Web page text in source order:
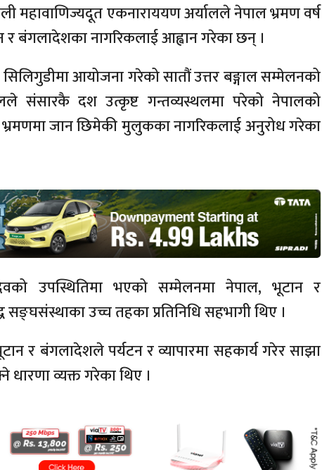
महावाणिज्यदूत एकनाराययण अर्यालले नेपाल भ्रमण वर्ष
र बंगलादेशका नागरिकलाई आह्वान गरेका छन् ।
आयोजना गरेको सातौं उत्तर बङ्गाल सम्मेलनको
संसारकै दश उत्कृष्ट गन्तव्यस्थलमा परेको नेपालको
भ्रमणमा जान छिमेकी मुलुकका नागरिकलाई अनुरोध गरेका
देवको उपस्थितिमा भएको सम्मेलनमा नेपाल, भूटान र
उच्च तहका प्रतिनिधि सहभागी थिए ।
र बंगलादेशले पर्यटन र व्यापारमा सहकार्य गरेर साझा
धारणा व्यक्त गरेका थिए ।